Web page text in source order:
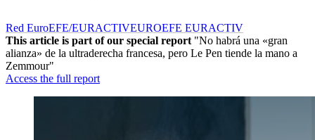
Red EuroEFE/EURACTIVEUROEFE EURACTIV
This article is part of our special report "No habrá una «gran
alianza» de la ultraderecha francesa, pero Le Pen tiende la mano a
Zemmour"
Access the full report